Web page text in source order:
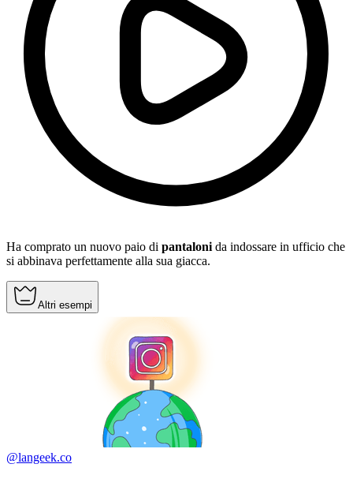
Ha comprato un nuovo paio di pantaloni da indossare in ufficio che
si abbinava perfettamente alla sua giacca.
Altri esempi
@langeek.co